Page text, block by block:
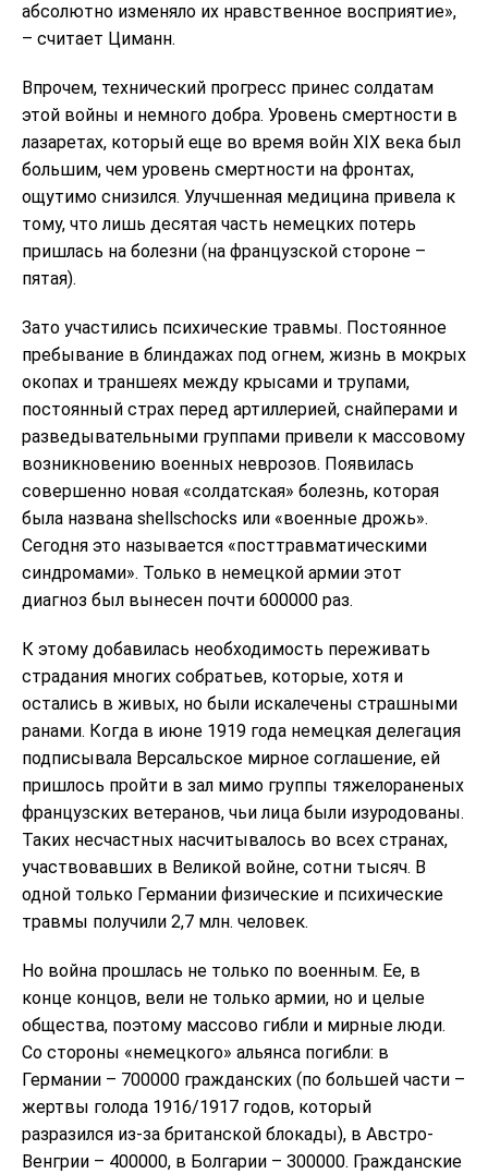
абсолютно изменяло их нравственное восприятие»,
– считает Циманн.
Впрочем, технический прогресс принес солдатам
этой войны и немного добра. Уровень смертности в
лазаретах, который еще во время войн XIX века был
большим, чем уровень смертности на фронтах,
ощутимо снизился. Улучшенная медицина привела к
тому, что лишь десятая часть немецких потерь
пришлась на болезни (на французской стороне –
пятая).
Зато участились психические травмы. Постоянное
пребывание в блиндажах под огнем, жизнь в мокрых
окопах и траншеях между крысами и трупами,
постоянный страх перед артиллерией, снайперами и
разведывательными группами привели к массовому
возникновению военных неврозов. Появилась
совершенно новая «солдатская» болезнь, которая
была названа shellschocks или «военные дрожь».
Сегодня это называется «посттравматическими
синдромами». Только в немецкой армии этот
диагноз был вынесен почти 600000 раз.
К этому добавилась необходимость переживать
страдания многих собратьев, которые, хотя и
остались в живых, но были искалечены страшными
ранами. Когда в июне 1919 года немецкая делегация
подписывала Версальское мирное соглашение, ей
пришлось пройти в зал мимо группы тяжелораненых
французских ветеранов, чьи лица были изуродованы.
Таких несчастных насчитывалось во всех странах,
участвовавших в Великой войне, сотни тысяч. В
одной только Германии физические и психические
травмы получили 2,7 млн. человек.
Но война прошлась не только по военным. Ее, в
конце концов, вели не только армии, но и целые
общества, поэтому массово гибли и мирные люди.
Со стороны «немецкого» альянса погибли: в
Германии – 700000 гражданских (по большей части –
жертвы голода 1916/1917 годов, который
разразился из-за британской блокады), в Австро-
Венгрии – 400000, в Болгарии – 300000. Гражданские